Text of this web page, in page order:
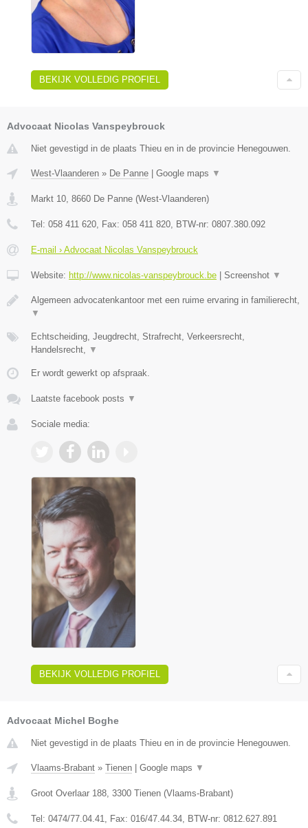
BEKIJK VOLLEDIG PROFIEL
Advocaat Nicolas Vanspeybrouck
Niet gevestigd in de plaats Thieu en in de provincie Henegouwen.
West-Vlaanderen » De Panne Google maps ▼
Markt 10 8660 De Panne (West-Vlaanderen)
Tel: 058 411 620 , Fax: 058 411 820 , BTW-nr: 0807.380.092
E-mail › Advocaat Nicolas Vanspeybrouck
Website: http://www.nicolas-vanspeybrouck.be Screenshot ▼
Algemeen advocatenkantoor met een ruime ervaring in familierecht,
▼
Echtscheiding, Jeugdrecht, Strafrecht, Verkeersrecht,
Handelsrecht,
▼
Er wordt gewerkt op afspraak.
Laatste facebook posts ▼
Sociale media:
BEKIJK VOLLEDIG PROFIEL
Advocaat Michel Boghe
Niet gevestigd in de plaats Thieu en in de provincie Henegouwen.
Vlaams-Brabant » Tienen | Google maps ▼
Groot Overlaar 188 3300 Tienen (Vlaams-Brabant)
Tel: 0474/77.04.41 , Fax: 016/47.44.34 , BTW-nr: ​0812.627.891